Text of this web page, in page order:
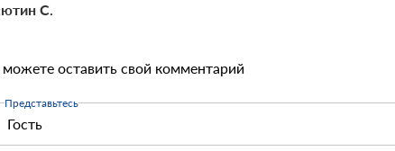
С.
оставить свой комментарий
Представьтесь